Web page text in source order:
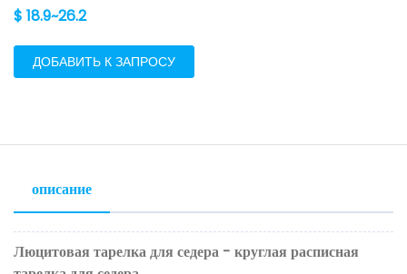
$ 18.9~26.2
ДОБАВИТЬ К ЗАПРОСУ
описание
Люцитовая тарелка для седера - круглая расписная